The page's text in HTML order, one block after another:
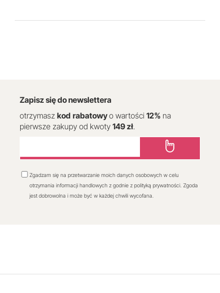
Zapisz się do newslettera
otrzymasz kod rabatowyo wartości 12% na
pierwsze zakupy od kwoty 149 zł.
Zgadzam się na przetwarzanie moich danych osobowych w celu
otrzymania informacji handlowych z godnie z polityką prywatności. Zgoda
jest dobrowolna i może być w każdej chwili wycofana.